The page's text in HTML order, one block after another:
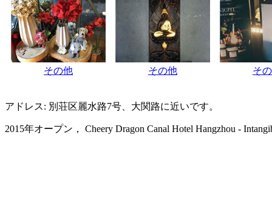
その他 その他 そ
アドレス: 別荘区麗水路7号、大関路に近いです。
2015年オープン， Cheery Dragon Canal Hotel Hangzhou -